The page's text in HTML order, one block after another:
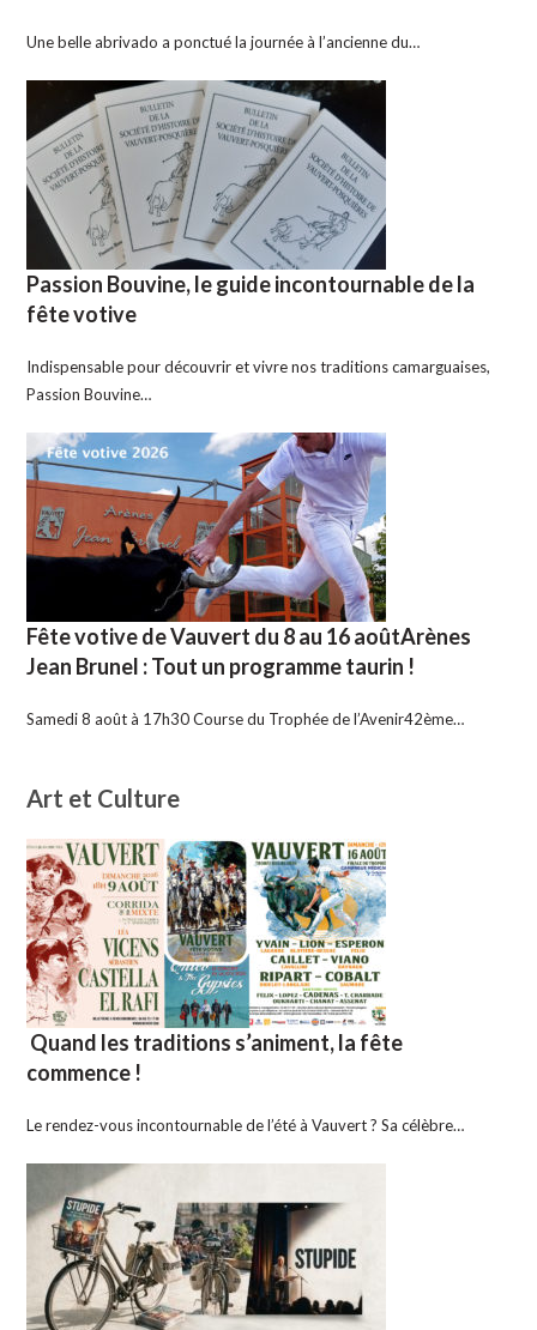
Une belle abrivado a ponctué la journée à l’ancienne du…
Passion Bouvine, le guide incontournable de la
fête votive
Indispensable pour découvrir et vivre nos traditions camarguaises,
Passion Bouvine…
Fête votive de Vauvert du 8 au 16 aoûtArènes
Jean Brunel : Tout un programme taurin !
Samedi 8 août à 17h30 Course du Trophée de l’Avenir42ème…
Art et Culture
Quand les traditions s’animent, la fête
commence !
Le rendez-vous incontournable de l’été à Vauvert ? Sa célèbre…